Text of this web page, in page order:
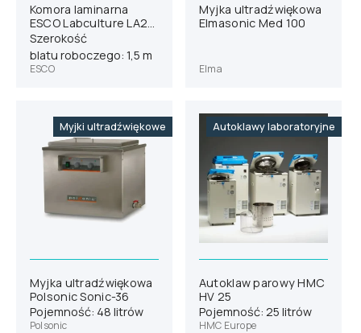
Komora laminarna
ESCO Labculture LA2-
5A1-E
Szerokość
blatu roboczego: 1,5 m
ESCO
Myjka ultradźwiękowa
Elmasonic Med 100
Elma
Myjki ultradźwiękowe
Myjka ultradźwiękowa
Polsonic Sonic-36
Pojemność: 48 litrów
Polsonic
Autoklawy laboratoryjne
Autoklaw parowy HMC
HV 25
Pojemność: 25 litrów
HMC Europe